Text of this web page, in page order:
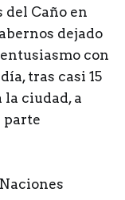
del Caño en
dejado
con
tras casi 15
la ciudad, a
parte